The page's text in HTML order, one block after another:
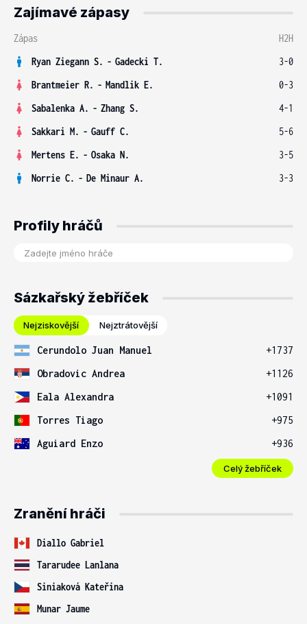
Zajímavé zápasy
Zápas
H2H
Ryan Ziegann S. - Gadecki T.
3-0
Brantmeier R. - Mandlik E.
0-3
Sabalenka A. - Zhang S.
4-1
Sakkari M. - Gauff C.
5-6
Mertens E. - Osaka N.
3-5
Norrie C. - De Minaur A. 3-3
Profily hráčů
Sázkařský žebříček
Nejziskovější Nejztrátovější
Cerundolo Juan Manuel
+1737
Obradovic Andrea
+1126
Eala Alexandra
+1091
Torres Tiago
+975
Aguiard Enzo
+936
Celý žebříček
Zranění hráči
Diallo Gabriel
Tararudee Lanlana
Siniaková Kateřina
Munar Jaume